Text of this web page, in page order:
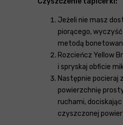
Jeżeli nie masz
piorącego,
metodą
Rozcieńcz Yellow
i spryskaj obficie
Następnie pocieraj
powierzchnię
ruchami,
czyszczonej